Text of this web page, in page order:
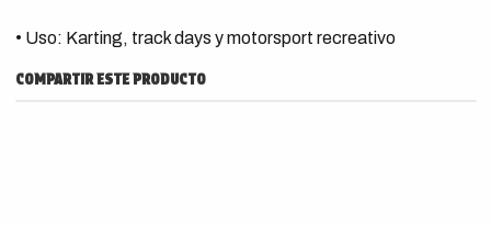
• Uso: Karting, track days y motorsport recreativo
COMPARTIR ESTE PRODUCTO